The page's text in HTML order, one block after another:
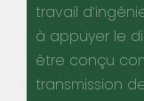
travail
à appuyer le
être conçu
transmission